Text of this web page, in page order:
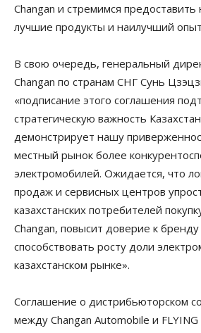
Changan и стремимся
лучшие продукты и наилучший
В свою очередь, генеральный
Changan по странам СНГ Сунь
«подписание этого соглашения
стратегическую важность
демонстрирует нашу
местный рынок более
электромобилей. Ожидается, что
продаж и сервисных центров
казахстанских потребителей
Changan, повысит доверие к
способствовать росту доли
казахстанском рынке».
Соглашение о дистрибьюторском
между Changan Automobile и